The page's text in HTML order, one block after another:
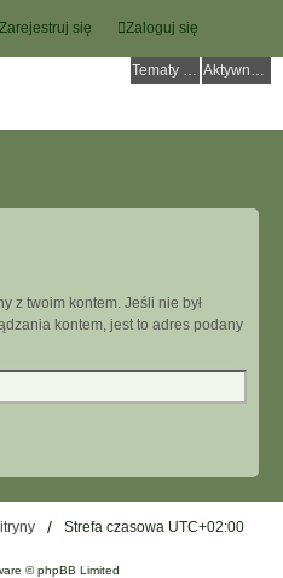
Zaloguj się
Zarejestruj się
Tematy bez odpowiedzi Aktywne tematy
z twoim kontem. Jeśli nie był
kontem, jest to adres podany
Strefa czasowa UTC+02:00
© phpBB Limited